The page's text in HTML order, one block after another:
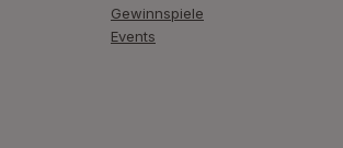
Gewinnspiele
Events